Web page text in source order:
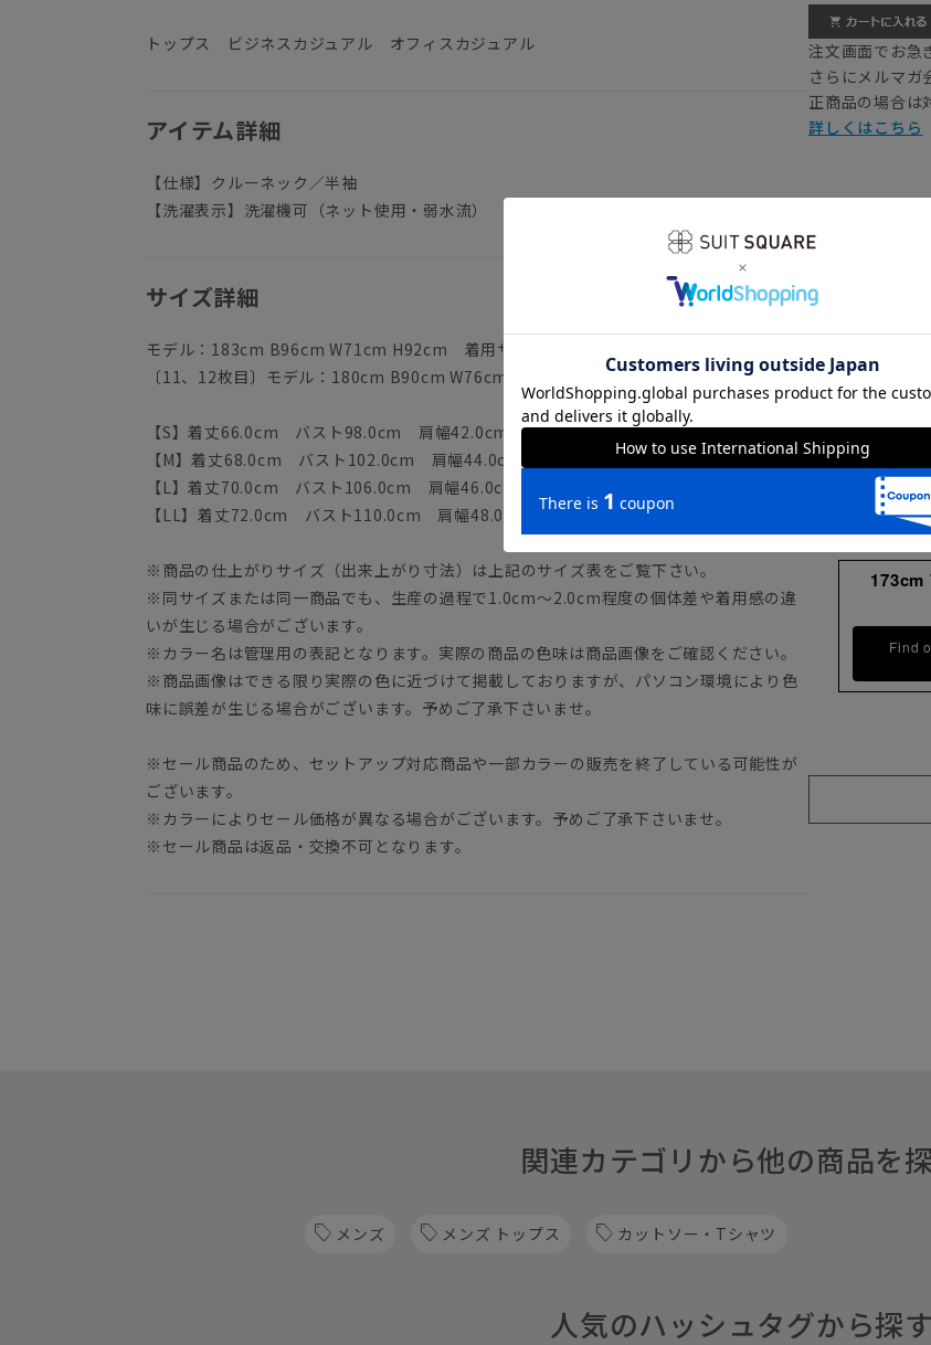
トップス ビジネスカジュアル オフィスカジュアル
アイテム詳細
【仕様】クルーネック／半袖
【洗濯表示】洗濯機可（ネット使用・弱水流）
サイズ詳細
モデル：183cm B96cm W71cm H92cm 着用サイズ：L
〔11、12枚目〕モデル：180cm B90cm W76cm H89cm 着用サイズ：L
【S】着丈66.0cm バスト98.0cm 肩幅42.0cm 袖丈22.0cm
【M】着丈68.0cm バスト102.0cm 肩幅44.0cm 袖丈23.0cm
【L】着丈70.0cm バスト106.0cm 肩幅46.0cm 袖丈24.0cm
【LL】着丈72.0cm バスト110.0cm 肩幅48.0cm 袖丈25.0cm
※商品の仕上がりサイズ（出来上がり寸法）は上記のサイズ表をご覧下さい。
※同サイズまたは同一商品でも、生産の過程で1.0cm～2.0cm程度の個体差や着用感の違
いが生じる場合がございます。
※カラー名は管理用の表記となります。実際の商品の色味は商品画像をご確認ください。
※商品画像はできる限り実際の色に近づけて掲載しておりますが、パソコン環境により色
味に誤差が生じる場合がございます。予めご了承下さいませ。
※セール商品のため、セットアップ対応商品や一部カラーの販売を終了している可能性が
ございます。
※カラーによりセール価格が異なる場合がございます。予めご了承下さいませ。
※セール商品は返品・交換不可となります。
注文画面でお急
さらにメルマガ
正商品の場合は
詳しくはこちら
173cm
Find
関連カテゴリから他の商品を
メンズ メンズ トップス カットソー・Tシャツ
人気のハッシュタグから探す